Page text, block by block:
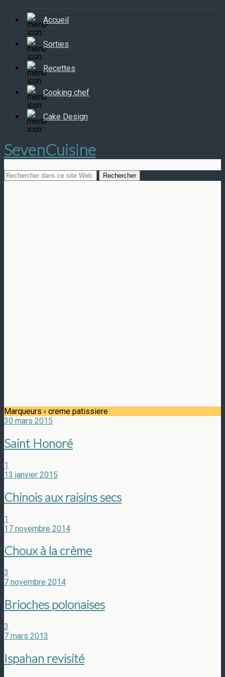
Accueil
Sorties
Recettes
Cooking chef
Cake Design
SevenCuisine
Marqueurs › creme patissiere
30 mars 2015
Saint Honoré
1
13 janvier 2015
Chinois aux raisins secs
1
17 novembre 2014
Choux à la crème
3
7 novembre 2014
Brioches polonaises
3
7 mars 2013
Ispahan revisité